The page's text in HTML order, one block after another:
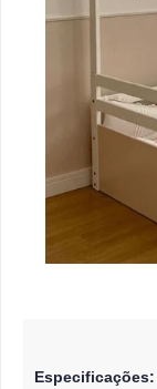
Especificações: